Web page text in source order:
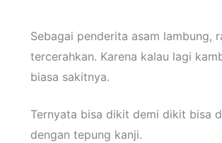
Sebagai penderita asam lambung,
tercerahkan. Karena kalau lagi
biasa sakitnya.
Ternyata bisa dikit demi dikit bisa
dengan tepung kanji.